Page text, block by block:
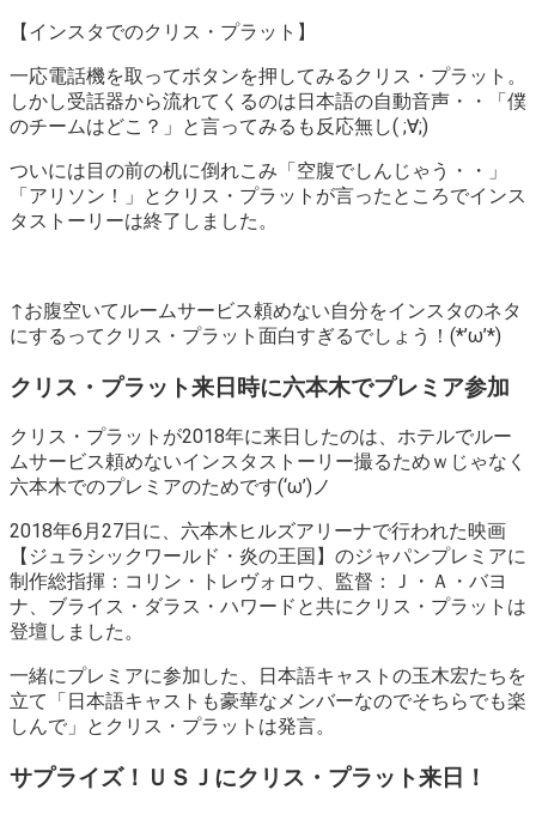
【インスタでのクリス・プラット】
一応電話機を取ってボタンを押してみるクリス・プラット。
しかし受話器から流れてくるのは日本語の自動音声・・「僕
のチームはどこ？」と言ってみるも反応無し( ;∀;)
ついには目の前の机に倒れこみ「空腹でしんじゃう・・」
「アリソン！」とクリス・プラットが言ったところでインス
タストーリーは終了しました。
↑お腹空いてルームサービス頼めない自分をインスタのネタ
にするってクリス・プラット面白すぎるでしょう！(*’ω’*)
クリス・プラット来日時に六本木でプレミア参加
クリス・プラットが2018年に来日したのは、ホテルでルー
ムサービス頼めないインスタストーリー撮るためｗじゃなく
六本木でのプレミアのためです(‘ω’)ノ
2018年6月27日に、六本木ヒルズアリーナで行われた映画
【ジュラシックワールド・炎の王国】のジャパンプレミアに
制作総指揮：コリン・トレヴォロウ、監督：Ｊ・Ａ・バヨ
ナ、ブライス・ダラス・ハワードと共にクリス・プラットは
登壇しました。
一緒にプレミアに参加した、日本語キャストの玉木宏たちを
立て「日本語キャストも豪華なメンバーなのでそちらでも楽
しんで」とクリス・プラットは発言。
サプライズ！ＵＳＪにクリス・プラット来日！